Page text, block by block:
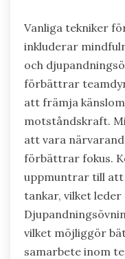
Vanliga tekniker
inkluderar
och
förbättrar
att främja
motståndskraft.
att vara
förbättrar fokus.
uppmuntrar till att
tankar, vilket
vilket möjliggör
samarbete inom